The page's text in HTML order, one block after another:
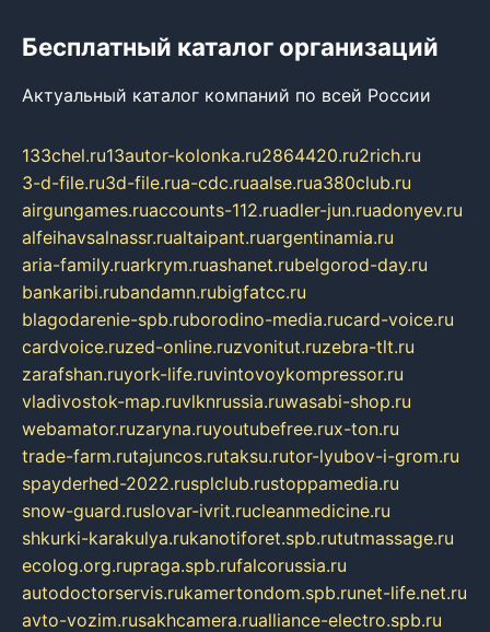
Бесплатный каталог организаций
Актуальный каталог компаний по всей России
133chel.ru13autor-kolonka.ru2864420.ru2rich.ru
3-d-file.ru3d-file.rua-cdc.ruaalse.rua380club.ru
airgungames.ruaccounts-112.ruadler-jun.ruadonyev.ru
alfeihavsalnassr.rualtaipant.ruargentinamia.ru
aria-family.ruarkrym.ruashanet.rubelgorod-day.ru
bankaribi.rubandamn.rubigfatcc.ru
blagodarenie-spb.ruborodino-media.rucard-voice.ru
cardvoice.ruzed-online.ruzvonitut.ruzebra-tlt.ru
zarafshan.ruyork-life.ruvintovoykompressor.ru
vladivostok-map.ruvlknrussia.ruwasabi-shop.ru
webamator.ruzaryna.ruyoutubefree.rux-ton.ru
trade-farm.rutajuncos.rutaksu.rutor-lyubov-i-grom.ru
spayderhed-2022.rusplclub.rustoppamedia.ru
snow-guard.ruslovar-ivrit.rucleanmedicine.ru
shkurki-karakulya.rukanotiforet.spb.rututmassage.ru
ecolog.org.rupraga.spb.rufalcorussia.ru
autodoctorservis.rukamertondom.spb.runet-life.net.ru
avto-vozim.rusakhcamera.rualliance-electro.spb.ru